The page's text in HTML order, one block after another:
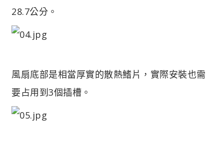
28.7公分。
風扇底部是相當厚實的散熱鰭片，實際安裝也需
要占用到3個插槽。